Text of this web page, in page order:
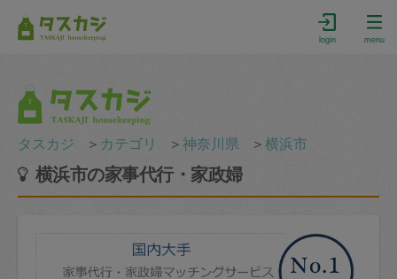
login menu
タスカジ ＞ カテゴリ ＞神奈川県 ＞横浜市
横浜市の家事代行・家政婦